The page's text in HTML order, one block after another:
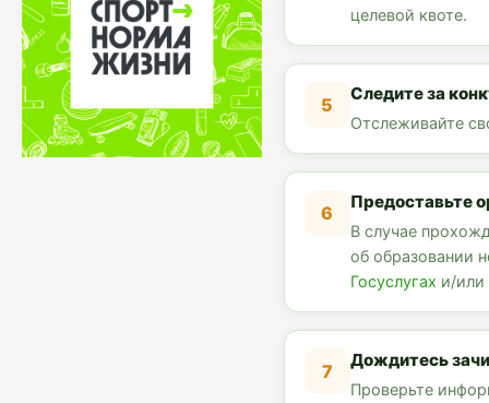
целевой квоте.
5
Следите за
Отслеживайте
6
Предоставьте
В случае
об образовании
Госуслугах и/или
7
Дождитесь
Проверьте